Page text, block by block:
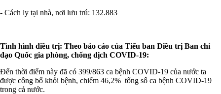
- Cách ly tại nhà, nơi lưu trú: 132.883
Tình hình điều trị: Theo báo cáo của Tiểu ban Điều trị Ban chỉ
đạo Quốc gia phòng, chống dịch COVID-19:
Đến thời điểm này đã có 399/863 ca bệnh COVID-19 của nước ta
được công bố khỏi bệnh, chiếm 46,2% tổng số ca bệnh COVID-19
trong cả nước.